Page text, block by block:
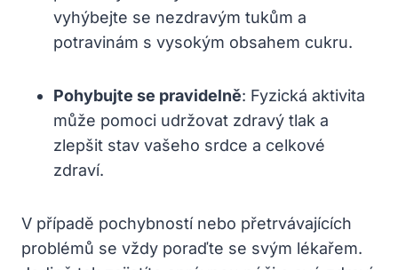
vyhýbejte se nezdravým tukům a
potravinám s vysokým obsahem cukru.
Pohybujte se pravidelně: Fyzická aktivita
může pomoci udržovat zdravý tlak a
zlepšit stav vašeho srdce a celkové
zdraví.
V případě pochybností nebo přetrvávajících
problémů se vždy poraďte se svým lékařem.